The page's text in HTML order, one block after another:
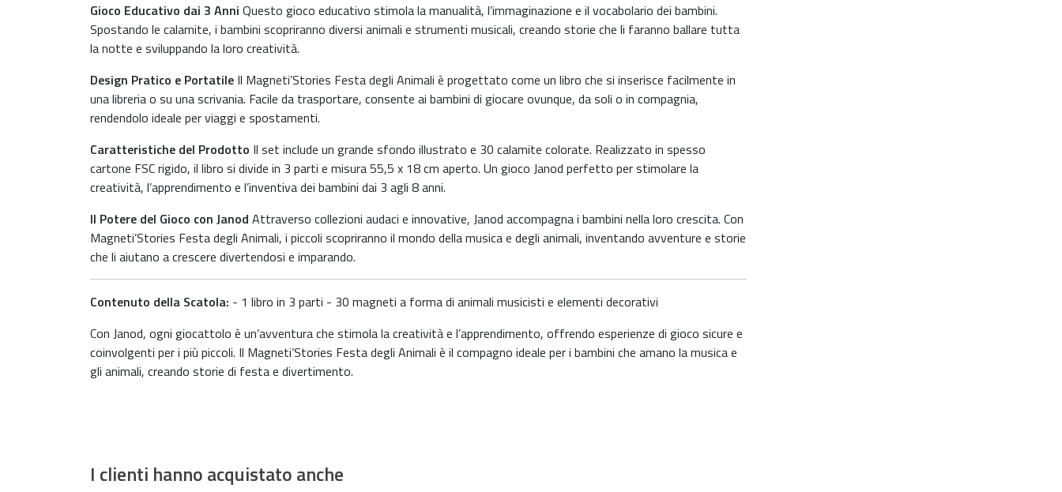
Gioco Educativo dai 3 Anni Questo gioco educativo stimola la manualità, l’immaginazione e il vocabolario dei bambini.
Spostando le calamite, i bambini scopriranno diversi animali e strumenti musicali, creando storie che li faranno ballare tutta
la notte e sviluppando la loro creatività.
Design Pratico e Portatile Il Magneti’Stories Festa degli Animali è progettato come un libro che si inserisce facilmente in
una libreria o su una scrivania. Facile da trasportare, consente ai bambini di giocare ovunque, da soli o in compagnia,
rendendolo ideale per viaggi e spostamenti.
Caratteristiche del Prodotto Il set include un grande sfondo illustrato e 30 calamite colorate. Realizzato in spesso
cartone FSC rigido, il libro si divide in 3 parti e misura 55,5 x 18 cm aperto. Un gioco Janod perfetto per stimolare la
creatività, l’apprendimento e l’inventiva dei bambini dai 3 agli 8 anni.
Il Potere del Gioco con Janod Attraverso collezioni audaci e innovative, Janod accompagna i bambini nella loro crescita. Con
Magneti’Stories Festa degli Animali, i piccoli scopriranno il mondo della musica e degli animali, inventando avventure e storie
che li aiutano a crescere divertendosi e imparando.
Contenuto della Scatola: - 1 libro in 3 parti - 30 magneti a forma di animali musicisti e elementi decorativi
Con Janod, ogni giocattolo è un’avventura che stimola la creatività e l’apprendimento, offrendo esperienze di gioco sicure e
coinvolgenti per i più piccoli. Il Magneti’Stories Festa degli Animali è il compagno ideale per i bambini che amano la musica e
gli animali, creando storie di festa e divertimento.
I clienti hanno acquistato anche